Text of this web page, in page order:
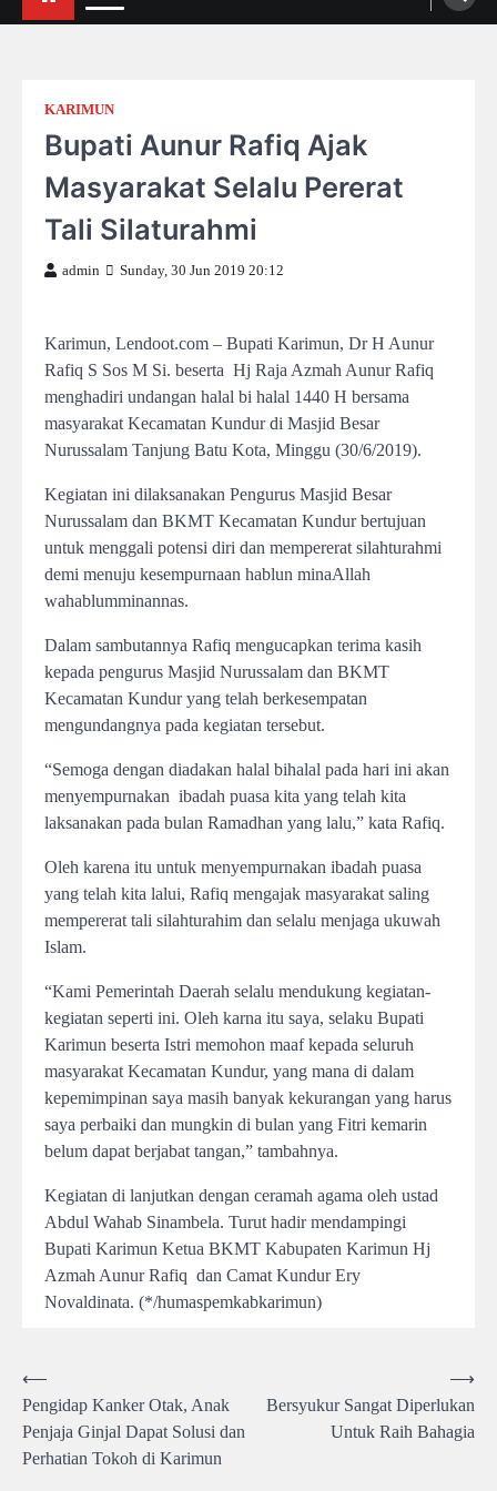
KARIMUN
Bupati Aunur Rafiq Ajak
Masyarakat Selalu Pererat
Tali Silaturahmi
admin Sunday, 30 Jun 2019 20:12
Karimun, Lendoot.com – Bupati Karimun, Dr H Aunur
Rafiq S Sos M Si. beserta Hj Raja Azmah Aunur Rafiq
menghadiri undangan halal bi halal 1440 H bersama
masyarakat Kecamatan Kundur di Masjid Besar
Nurussalam Tanjung Batu Kota, Minggu (30/6/2019).
Kegiatan ini dilaksanakan Pengurus Masjid Besar
Nurussalam dan BKMT Kecamatan Kundur bertujuan
untuk menggali potensi diri dan mempererat silahturahmi
demi menuju kesempurnaan hablun minaAllah
wahablumminannas.
Dalam sambutannya Rafiq mengucapkan terima kasih
kepada pengurus Masjid Nurussalam dan BKMT
Kecamatan Kundur yang telah berkesempatan
mengundangnya pada kegiatan tersebut.
“Semoga dengan diadakan halal bihalal pada hari ini akan
menyempurnakan ibadah puasa kita yang telah kita
laksanakan pada bulan Ramadhan yang lalu,” kata Rafiq.
Oleh karena itu untuk menyempurnakan ibadah puasa
yang telah kita lalui, Rafiq mengajak masyarakat saling
mempererat tali silahturahim dan selalu menjaga ukuwah
Islam.
“Kami Pemerintah Daerah selalu mendukung kegiatan-
kegiatan seperti ini. Oleh karna itu saya, selaku Bupati
Karimun beserta Istri memohon maaf kepada seluruh
masyarakat Kecamatan Kundur, yang mana di dalam
kepemimpinan saya masih banyak kekurangan yang harus
saya perbaiki dan mungkin di bulan yang Fitri kemarin
belum dapat berjabat tangan,” tambahnya.
Kegiatan di lanjutkan dengan ceramah agama oleh ustad
Abdul Wahab Sinambela. Turut hadir mendampingi
Bupati Karimun Ketua BKMT Kabupaten Karimun Hj
Azmah Aunur Rafiq dan Camat Kundur Ery
Novaldinata. (*/humaspemkabkarimun)
Post
navigation
⟵
Pengidap Kanker Otak, Anak
Penjaja Ginjal Dapat Solusi dan
Perhatian Tokoh di Karimun
Bersyukur Sangat Diperlukan
Untuk Raih Bahagia
⟶